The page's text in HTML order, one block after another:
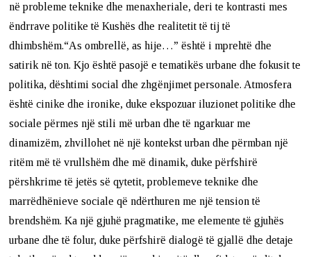
në probleme teknike dhe menaxheriale, deri te kontrasti mes
ëndrrave politike të Kushës dhe realitetit të tij të
dhimbshëm.“As ombrellë, as hije…” është i mprehtë dhe
satirik në ton. Kjo është pasojë e tematikës urbane dhe fokusit te
politika, dështimi social dhe zhgënjimet personale. Atmosfera
është cinike dhe ironike, duke ekspozuar iluzionet politike dhe
sociale përmes një stili më urban dhe të ngarkuar me
dinamizëm, zhvillohet në një kontekst urban dhe përmban një
ritëm më të vrullshëm dhe më dinamik, duke përfshirë
përshkrime të jetës së qytetit, problemeve teknike dhe
marrëdhënieve sociale që ndërthuren me një tension të
brendshëm. Ka një gjuhë pragmatike, me elemente të gjuhës
urbane dhe të folur, duke përfshirë dialogë të gjallë dhe detaje